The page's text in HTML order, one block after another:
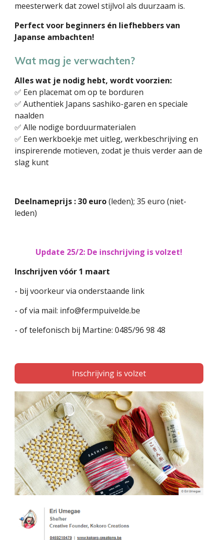
meesterwerk dat zowel stijlvol als duurzaam is.
Perfect voor beginners én liefhebbers van
Japanse ambachten!
Wat mag je verwachten?
Alles wat je nodig hebt, wordt voorzien:
✅ Een placemat om op te borduren
✅ Authentiek Japans sashiko-garen en speciale
naalden
✅ Alle nodige borduurmaterialen
✅ Een werkboekje met uitleg, werkbeschrijving en
inspirerende motieven, zodat je thuis verder aan de
slag kunt
Deelnameprijs :30 euro(leden); 35 euro (niet-
leden)
Update 25/2: De inschrijving is volzet!
Inschrijven vóór 1 maart
- bij voorkeur via onderstaande link
- of via mail: info@fermpuivelde.be
- of telefonisch bij Martine: 0485/96 98 48
Inschrijving is volzet